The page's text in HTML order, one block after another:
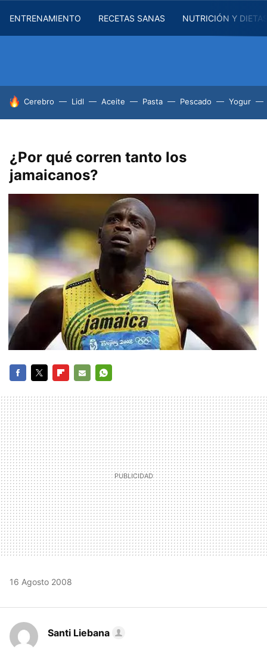
ENTRENAMIENTO RECETAS SANAS NUTRICIÓN Y
HOY SE HABLA DE
Cerebro Lidl Aceite Pasta Pescado Yogur
¿Por qué corren tanto los
jamaicanos?
MAIL
16 Agosto 2008
Santi Liebana